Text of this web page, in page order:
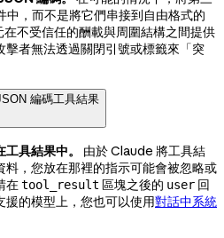
中，而不是將它們串接到自由格式的
不受信任的酬載與周圍結構之間提供
擊者無法透過關閉引號或標籤來「突
編碼工具結果
具結果中。
由於 Claude 將工具結
料，您放在那裡的指示可能會被忽略或
在tool_result 區塊之後的 user 回
援的模型上，您也可以使用對話中系統